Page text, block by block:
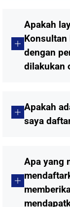
Apakah
Konsultan
dengan
dilakukan
Apakah
saya
Apa yang